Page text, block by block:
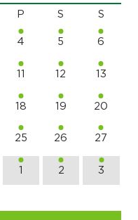
P S S
4 5 6
11 12 13
18 19 20
25 26 27
1 2 3